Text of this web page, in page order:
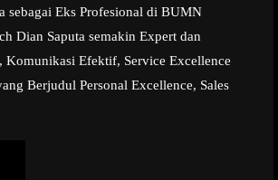
sebagai Eks Profesional di BUMN
Dian Saputa semakin Expert dan
Komunikasi Efektif, Service Excellence
Berjudul Personal Excellence, Sales